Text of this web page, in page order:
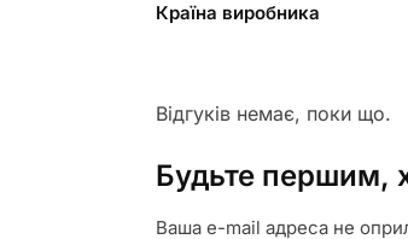
Країна виробника
Відгуків немає, поки що.
Будьте першим,
Ваша e-mail адреса не